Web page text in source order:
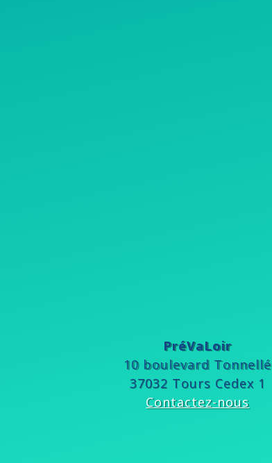
PréVaLoir
10 boulevard Tonnellé
37032 Tours Cedex 1
Contactez-nous